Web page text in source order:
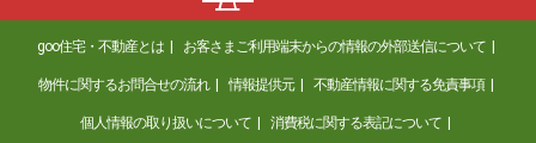
goo住宅・不動産とは お客さまご利用端末からの情報の外部送信について
物件に関するお問合せの流れ 情報提供元 不動産情報に関する免責事項
個人情報の取り扱いについて 消費税に関する表記について